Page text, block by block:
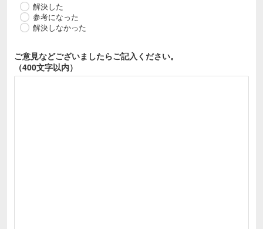
解決した
参考になった
解決しなかった
ご意見などございましたらご記入ください。
（400文字以内）